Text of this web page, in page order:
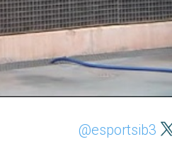
@esportsib3